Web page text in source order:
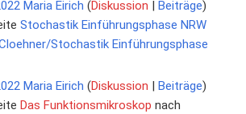
Maria Eirich Diskussion
Beiträge
Stochastik Einführungsphase NRW
Stochastik Einführungsphase
Maria Eirich Diskussion
Beiträge
Das Funktionsmikroskop nach